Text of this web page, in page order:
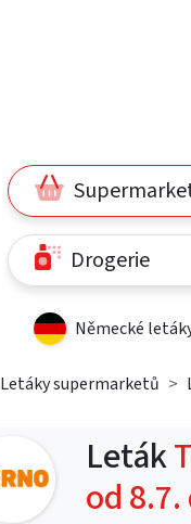
Drogerie
Německé
Letáky supermarketů
Leták
od